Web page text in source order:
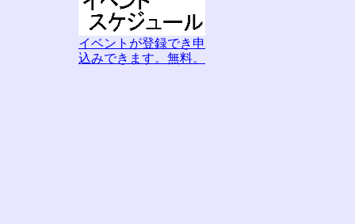
イベントが登録でき申
込みできます。無料。